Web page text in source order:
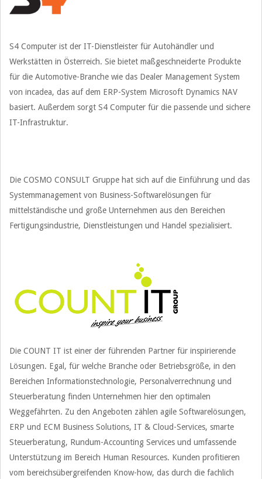
S4 Computer ist der IT-Dienstleister für Autohändler und
Werkstätten in Österreich. Sie bietet maßgeschneiderte Produkte
für die Automotive-Branche wie das Dealer Management System
von incadea, das auf dem ERP-System Microsoft Dynamics NAV
basiert. Außerdem sorgt S4 Computer für die passende und sichere
IT-Infrastruktur.
Die COSMO CONSULT Gruppe hat sich auf die Einführung und das
Systemmanagement von Business-Softwarelösungen für
mittelständische und große Unternehmen aus den Bereichen
Fertigungsindustrie, Dienstleistungen und Handel spezialisiert.
Die COUNT IT ist einer der führenden Partner für inspirierende
Lösungen. Egal, für welche Branche oder Betriebsgröße, in den
Bereichen Informationstechnologie, Personalverrechnung und
Steuerberatung finden Unternehmen hier den optimalen
Weggefährten. Zu den Angeboten zählen agile Softwarelösungen,
ERP und ECM Business Solutions, IT & Cloud-Services, smarte
Steuerberatung, Rundum-Accounting Services und umfassende
Unterstützung im Bereich Human Resources. Kunden profitieren
vom bereichsübergreifenden Know-how, das durch die fachlich